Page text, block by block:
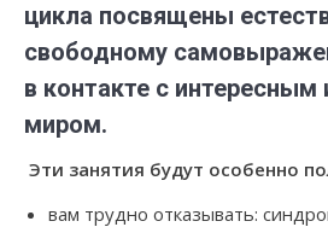
цикла посвящены
свободному
в контакте с
миром.
Эти занятия будут особенно
вам трудно отказывать: